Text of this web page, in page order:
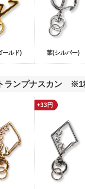
ールド) 葉(シルバー)
トランプナスカン ※1
+33円